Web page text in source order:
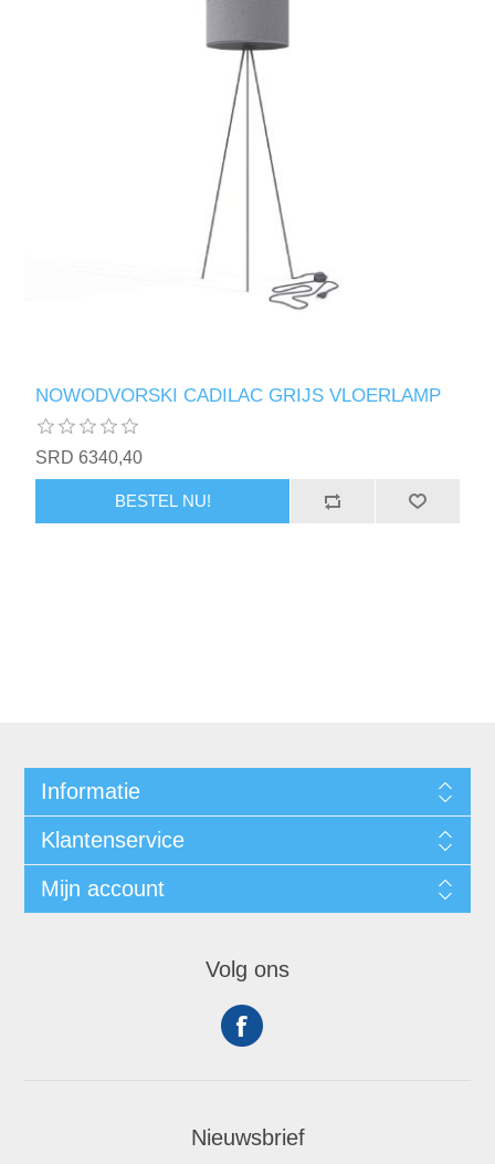
NOWODVORSKI CADILAC GRIJS VLOERLAMP
SRD 6340,40
BESTEL NU!
Informatie
Klantenservice
Mijn account
Volg ons
Nieuwsbrief